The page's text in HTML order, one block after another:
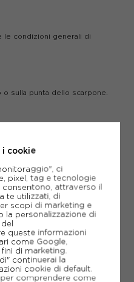
le condizioni generali di
sulla punta dello scarpone.
cookie
ci
pixel, tag e tecnologie
consentono, attraverso il
te utilizzati, di
scopi di marketing e
la personalizzazione di
queste informazioni
come Google,
di marketing.
continuerai la
cookie di default.
comprendere come